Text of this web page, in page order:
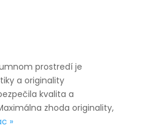
prostredí je
a originality
kvalita a
zhoda originality,
»Maximálna